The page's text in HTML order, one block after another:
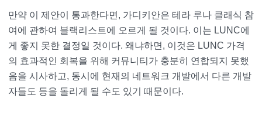
만약 이 제안이 통과한다면, 가디키안은 테라 루나 클래식 참
여에 관하여 블랙리스트에 오르게 될 것이다. 이는 LUNC에
게 좋지 못한 결정일 것이다. 왜냐하면, 이것은 LUNC 가격
의 효과적인 회복을 위해 커뮤니티가 충분히 연합되지 못했
음을 시사하고, 동시에 현재의 네트워크 개발에서 다른 개발
자들도 등을 돌리게 될 수도 있기 때문이다.